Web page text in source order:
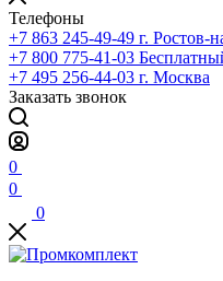
Телефоны
+7 863 245-49-49 г. Ростов-
+7 800 775-41-03
+7 495 256-44-03 г. Москва
Заказать звонок
0
0
0